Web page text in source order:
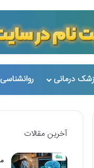
درمانی روانشناسی
آخرین مقالات